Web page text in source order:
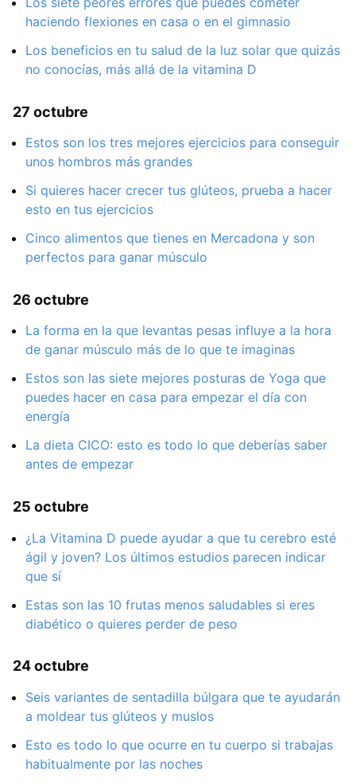
haciendo flexiones en casa o en el gimnasio
Los beneficios en tu salud de la luz solar que quizás
no conocías, más allá de la vitamina D
27 octubre
Estos son los tres mejores ejercicios para conseguir
unos hombros más grandes
Si quieres hacer crecer tus glúteos, prueba a hacer
esto en tus ejercicios
Cinco alimentos que tienes en Mercadona y son
perfectos para ganar músculo
26 octubre
La forma en la que levantas pesas influye a la hora
de ganar músculo más de lo que te imaginas
Estos son las siete mejores posturas de Yoga que
puedes hacer en casa para empezar el día con
energía
La dieta CICO: esto es todo lo que deberías saber
antes de empezar
25 octubre
¿La Vitamina D puede ayudar a que tu cerebro esté
ágil y joven? Los últimos estudios parecen indicar
que sí
Estas son las 10 frutas menos saludables si eres
diabético o quieres perder de peso
24 octubre
Seis variantes de sentadilla búlgara que te ayudarán
a moldear tus glúteos y muslos
Esto es todo lo que ocurre en tu cuerpo si trabajas
habitualmente por las noches